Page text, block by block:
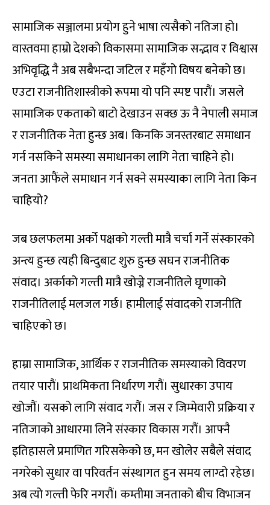
सामाजिक सञ्जालमा प्रयोग हुने भाषा त्यसैको नतिजा हो।
वास्तवमा हाम्रो देशको विकासमा सामाजिक सद्भाव र विश्वास
अभिवृद्धि नै अब सबैभन्दा जटिल र महँगो विषय बनेको छ।
एउटा राजनीतिशास्त्रीको रूपमा यो पनि स्पष्ट पारौं। जसले
सामाजिक एकताको बाटो देखाउन सक्छ ऊ नै नेपाली समाज
र राजनीतिक नेता हुन्छ अब। किनकि जनस्तरबाट समाधान
गर्न नसकिने समस्या समाधानका लागि नेता चाहिने हो।
जनता आफैंले समाधान गर्न सक्ने समस्याका लागि नेता किन
चाहियो?
जब छलफलमा अर्को पक्षको गल्ती मात्रै चर्चा गर्ने संस्कारको
अन्त्य हुन्छ त्यही बिन्दुबाट शुरु हुन्छ सघन राजनीतिक
संवाद। अर्काको गल्ती मात्रै खोज्ने राजनीतिले घृणाको
राजनीतिलाई मलजल गर्छ। हामीलाई संवादको राजनीति
चाहिएको छ।
हाम्रा सामाजिक, आर्थिक र राजनीतिक समस्याको विवरण
तयार पारौं। प्राथमिकता निर्धारण गरौं। सुधारका उपाय
खोजौं। यसको लागि संवाद गरौं। जस र जिम्मेवारी प्रक्रिया र
नतिजाको आधारमा लिने संस्कार विकास गरौं। आफ्नै
इतिहासले प्रमाणित गरिसकेको छ, मन खोलेर सबैले संवाद
नगरेको सुधार वा परिवर्तन संस्थागत हुन समय लाग्दो रहेछ।
अब त्यो गल्ती फेरि नगरौं। कम्तीमा जनताको बीच विभाजन